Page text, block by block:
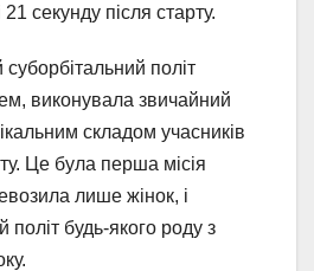
секунду після старту.
суборбітальний політ
виконувала звичайний
складом учасників
Це була перша місія
лише жінок, і
політ будь-якого роду з